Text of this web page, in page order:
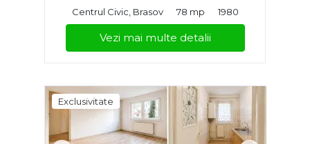
Centrul Civic, Brasov
78 mp 1980
Vezi mai multe detalii
Exclusivitate